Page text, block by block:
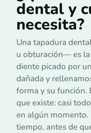
dental y
necesita?
Una tapadura
u obturación— es la
diente picado por
dañada y
forma y su función.
que existe: casi
en algún momento.
tiempo, antes de